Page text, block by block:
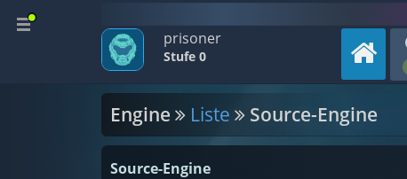
prisoner
Stufe 0
Engine Liste Source-Engine
Source-Engine